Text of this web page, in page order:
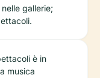
gallerie;
è in
musica